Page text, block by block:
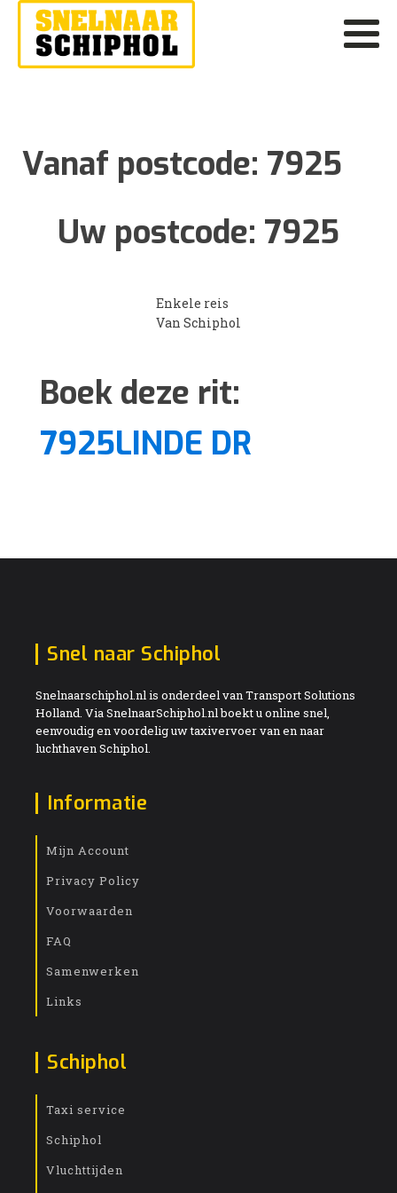
Vanaf postcode: 7925
Uw postcode: 7925
Enkele reis
Van Schiphol
Boek deze rit:
7925LINDE DR
Snel naar Schiphol
Snelnaarschiphol.nl is onderdeel van Transport Solutions
Holland. Via SnelnaarSchiphol.nl boekt u online snel,
eenvoudig en voordelig uw taxivervoer van en naar
luchthaven Schiphol.
Informatie
Mijn Account
Privacy Policy
Voorwaarden
FAQ
Samenwerken
Links
Schiphol
Taxi service
Schiphol
Vluchttijden